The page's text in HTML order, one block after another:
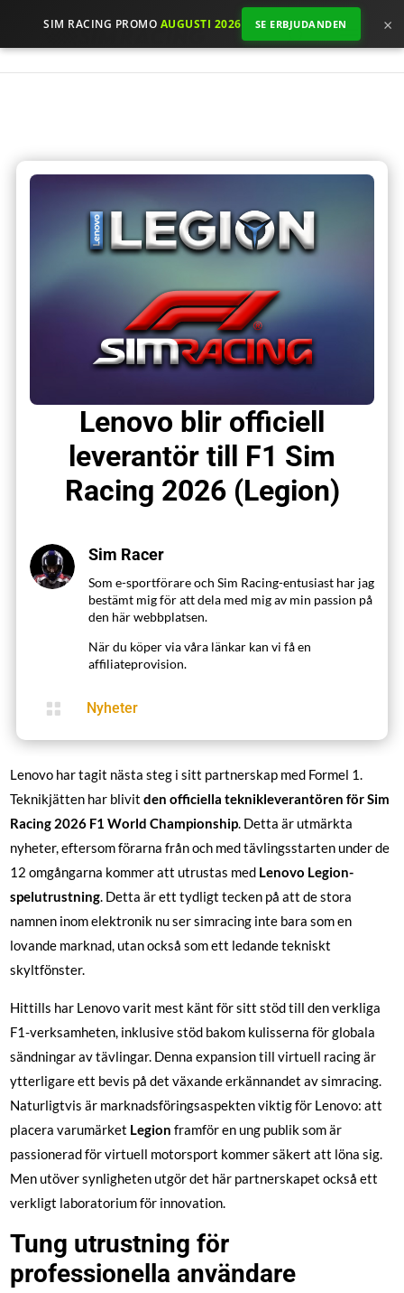
SIM RACING PROMO AUGUSTI 2026 SE ERBJUDANDEN ×
Lenovo blir officiell
leverantör till F1 Sim
Racing 2026 (Legion)
Sim Racer
Som e-sportförare och Sim Racing-entusiast har jag
bestämt mig för att dela med mig av min passion på
den här webbplatsen.
När du köper via våra länkar kan vi få en
affiliateprovision.
 Nyheter
Lenovo har tagit nästa steg i sitt partnerskap med Formel 1.
Teknikjätten har blivitden officiella teknikleverantören för Sim
Racing 2026 F1 World Championship. Detta är utmärkta
nyheter, eftersom förarna från och med tävlingsstarten under de
12 omgångarna kommer att utrustas med Lenovo Legion-
spelutrustning. Detta är ett tydligt tecken på att de stora
namnen inom elektronik nu ser simracing inte bara som en
lovande marknad, utan också som ett ledande tekniskt
skyltfönster.
Hittills har Lenovo varit mest känt för sitt stöd till den verkliga
F1-verksamheten, inklusive stöd bakom kulisserna för globala
sändningar av tävlingar. Denna expansion till virtuell racing är
ytterligare ett bevis på det växande erkännandet av simracing.
Naturligtvis är marknadsföringsaspekten viktig för Lenovo: att
placera varumärket Legion framför en ung publik som är
passionerad för virtuell motorsport kommer säkert att löna sig.
Men utöver synligheten utgör det här partnerskapet också ett
verkligt laboratorium för innovation.
Tung utrustning för
professionella användare